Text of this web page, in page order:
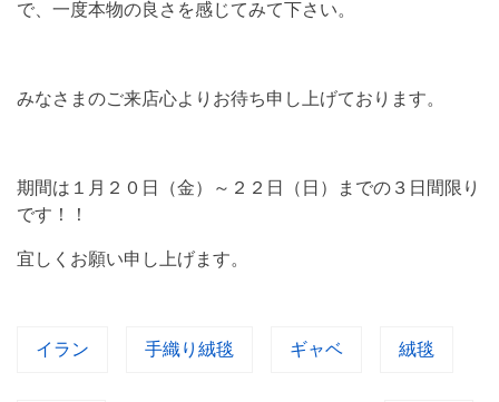
で、一度本物の良さを感じてみて下さい。
みなさまのご来店心よりお待ち申し上げております。
期間は１月２０日（金）～２２日（日）までの３日間限り
です！！
宜しくお願い申し上げます。
イラン 手織り絨毯 ギャベ 絨毯